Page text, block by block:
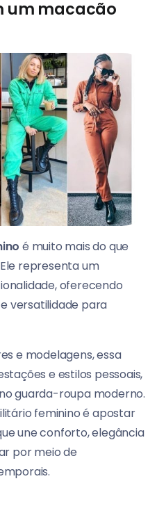
um macacão
é muito mais do que
representa um
oferecendo
versatilidade para
e modelagens, essa
e estilos pessoais,
guarda-roupa moderno.
feminino é apostar
une conforto, elegância
por meio de